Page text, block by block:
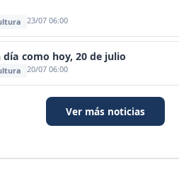
23/07 06:00
día como hoy, 20 de julio
20/07 06:00
Ver más noticias